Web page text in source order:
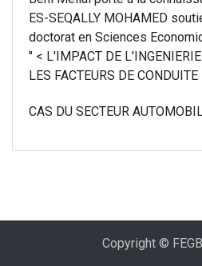
ES-SEQALLY MOHAMED
doctorat en Sciences
" < L'IMPACT DE
LES FACTEURS DE
CAS DU SECTEUR
Copyright ©